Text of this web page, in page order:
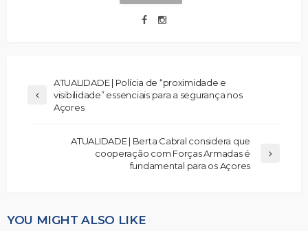
ATUALIDADE | Polícia de “proximidade e
visibilidade” essenciais para a segurança nos
Açores
ATUALIDADE | Berta Cabral considera que
cooperação com Forças Armadas é
fundamental para os Açores
YOU MIGHT ALSO LIKE